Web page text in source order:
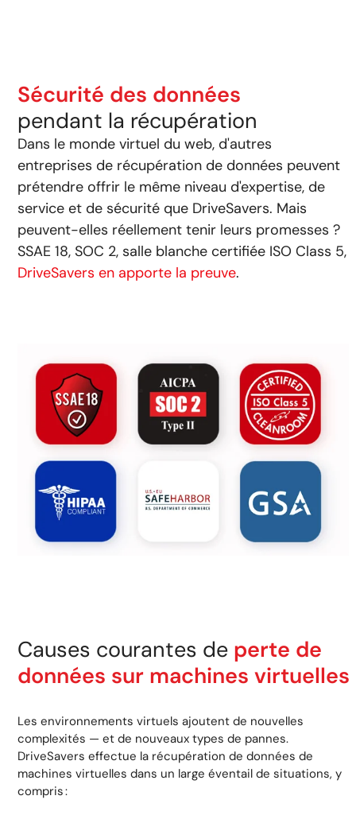
Sécurité des données
pendant la récupération
Dans le monde virtuel du web, d'autres
entreprises de récupération de données peuvent
prétendre offrir le même niveau d'expertise, de
service et de sécurité que DriveSavers. Mais
peuvent-elles réellement tenir leurs promesses ?
SSAE 18, SOC 2, salle blanche certifiée ISO Class 5,
DriveSavers en apporte la preuve.
Causes courantes de perte de
données sur machines virtuelles
Les environnements virtuels ajoutent de nouvelles
complexités — et de nouveaux types de pannes.
DriveSavers effectue la récupération de données de
machines virtuelles dans un large éventail de situations, y
compris :